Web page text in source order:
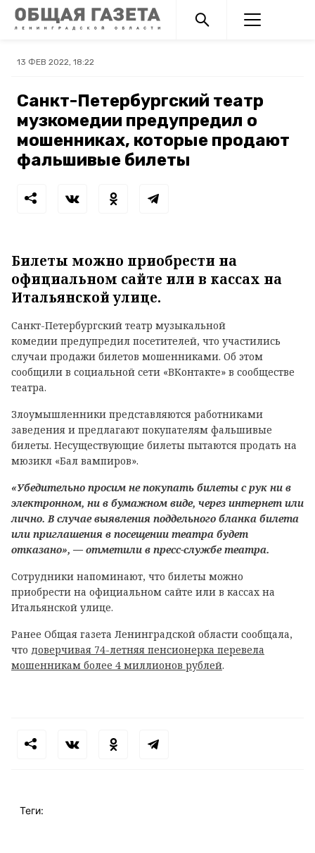
13 ФЕВ 2022, 18:22
Санкт-Петербургский театр
музкомедии предупредил о
мошенниках, которые продают
фальшивые билеты
Билеты можно приобрести на
официальном сайте или в кассах на
Итальянской улице.
Санкт-Петербургский театр музыкальной
комедии предупредил посетителей, что участились
случаи продажи билетов мошенниками. Об этом
сообщили в социальной сети «ВКонтакте» в сообществе
театра.
Злоумышленники представляются работниками
заведения и предлагают покупателям фальшивые
билеты. Несуществующие билеты пытаются продать на
мюзикл «Бал вампиров».
«Убедительно просим не покупать билеты с рук ни в
электронном, ни в бумажном виде, через интернет или
лично. В случае выявления поддельного бланка билета
или приглашения в посещении театра будет
отказано», — отметили в пресс-службе театра.
Сотрудники напоминают, что билеты можно
приобрести на официальном сайте или в кассах на
Итальянской улице.
Ранее Общая газета Ленинградской области сообщала,
что доверчивая 74-летняя пенсионерка перевела
мошенникам более 4 миллионов рублей.
Теги: